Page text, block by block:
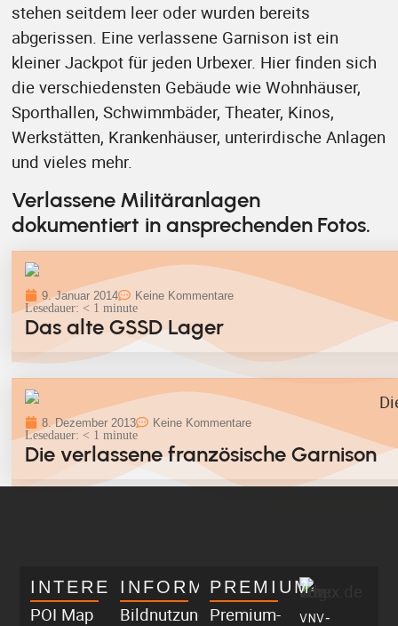
stehen seitdem leer oder wurden bereits
abgerissen. Eine verlassene Garnison ist ein
kleiner Jackpot für jeden Urbexer. Hier finden sich
die verschiedensten Gebäude wie Wohnhäuser,
Sporthallen, Schwimmbäder, Theater, Kinos,
Werkstätten, Krankenhäuser, unterirdische Anlagen
und vieles mehr.
Verlassene Militäranlagen
dokumentiert in ansprechenden Fotos.
9. Januar 2014 Keine Kommentare
Lesedauer: < 1 minute
Das alte GSSD Lager
8. Dezember 2013 Keine Kommentare
Lesedauer: < 1 minute
Die verlassene französische Garnison
VNV-
INTERESSANT
POI Map
INFORMATIV
Bildnutzung
PREMIUM
Premium-